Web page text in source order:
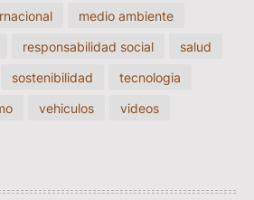
medio ambiente
responsabilidad social
salud
sostenibilidad
tecnologia
vehiculos
videos